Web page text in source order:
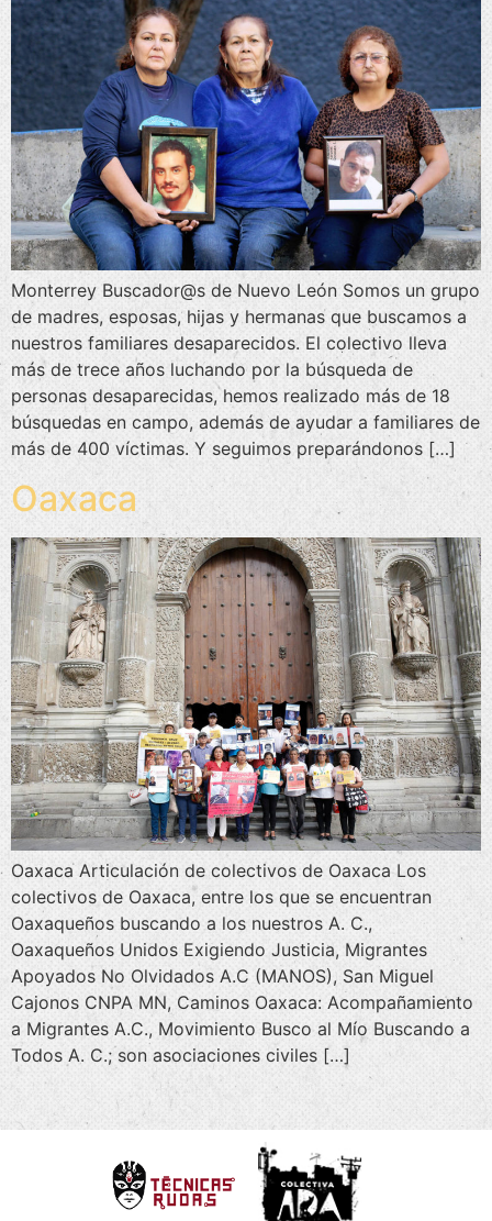
Monterrey Buscador@s de Nuevo León Somos un grupo
de madres, esposas, hijas y hermanas que buscamos a
nuestros familiares desaparecidos. El colectivo lleva
más de trece años luchando por la búsqueda de
personas desaparecidas, hemos realizado más de 18
búsquedas en campo, además de ayudar a familiares de
más de 400 víctimas. Y seguimos preparándonos […]
Oaxaca
Oaxaca Articulación de colectivos de Oaxaca Los
colectivos de Oaxaca, entre los que se encuentran
Oaxaqueños buscando a los nuestros A. C.,
Oaxaqueños Unidos Exigiendo Justicia, Migrantes
Apoyados No Olvidados A.C (MANOS), San Miguel
Cajonos CNPA MN, Caminos Oaxaca: Acompañamiento
a Migrantes A.C., Movimiento Busco al Mío Buscando a
Todos A. C.; son asociaciones civiles […]